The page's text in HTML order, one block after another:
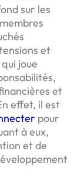
sur les
et
joue
et
effet, il est
pour
à eux,
et de